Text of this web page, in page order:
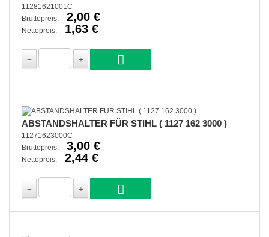
11281621001C
Bruttopreis:
2,00 €
Nettopreis: 1,63 €
ABSTANDSHALTER FÜR STIHL ( 1127 162 3000 )
11271623000C
Bruttopreis:
3,00 €
Nettopreis: 2,44 €